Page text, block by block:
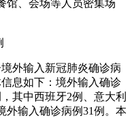
馆、会场等人员密集场
外输入新冠肺炎确诊病
息如下：境外输入确诊
其中西班牙2例、意大利
外输入确诊病例31例。本